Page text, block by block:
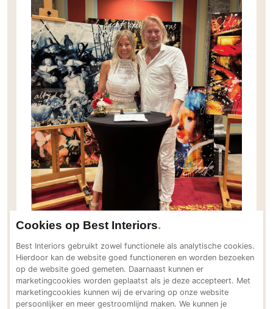
Keukenapparatuur
Keukenbladen
Keukenaccessoires
Keukenkranen
Ramen en deuren
Binnendeuren
Aluminium deuren
Houten deuren
Stalen deuren
Systeemwanden
Deurbeslag
Raambeslag
Meubelbeslag
Vloer
Vloeren
Beton Ciré vloeren
Gevel
Gevelbekleding
Gevelstenen
Houten gevelbekleding
Stucwerk
Schilderwerk buiten
Vlonders
Zonwering
Zonwering buiten
Zwembad
Zakelijk
Horeca
Kantoor
Jacksart Studio informeert tijdens de expo ook over
kunst in opdracht en maatwerkseries voor de
hospitality-sector, waaronder hotels en restaurants.
Er is groeiende interesse in custom kunstwerken die
Cookies op Best Interiors
Best Interiors gebruikt zowel functionele als analytische cookies.
Hierdoor kan de website goed functioneren en worden bezoeken
op de website goed gemeten. Daarnaast kunnen er
marketingcookies worden geplaatst als je deze accepteert. Met
marketingcookies kunnen wij de ervaring op onze website
persoonlijker en meer gestroomlijnd maken. We kunnen je